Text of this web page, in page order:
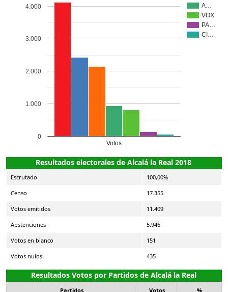
A…
VOX
PA…
CI…
Votos
0
1.000
2.000
3.000
4.000
Resultados electorales de Alcalá la Real 2018
Escrutado 100,00%
Censo 17.355
Votos emitidos 11.409
Abstenciones 5.946
Votos en blanco 151
Votos nulos 435
Resultados Votos por Partidos de Alcalá la Real
Partidos Votos %